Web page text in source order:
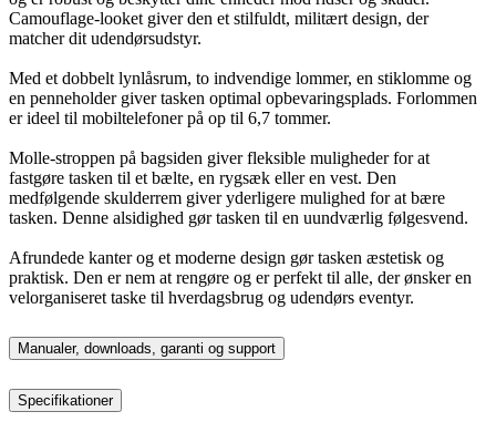
Camouflage-looket giver den et stilfuldt, militært design, der
matcher dit udendørsudstyr.
Med et dobbelt lynlåsrum, to indvendige lommer, en stiklomme og
en penneholder giver tasken optimal opbevaringsplads. Forlommen
er ideel til mobiltelefoner på op til 6,7 tommer.
Molle-stroppen på bagsiden giver fleksible muligheder for at
fastgøre tasken til et bælte, en rygsæk eller en vest. Den
medfølgende skulderrem giver yderligere mulighed for at bære
tasken. Denne alsidighed gør tasken til en uundværlig følgesvend.
Afrundede kanter og et moderne design gør tasken æstetisk og
praktisk. Den er nem at rengøre og er perfekt til alle, der ønsker en
velorganiseret taske til hverdagsbrug og udendørs eventyr.
Manualer, downloads, garanti og support
Specifikationer